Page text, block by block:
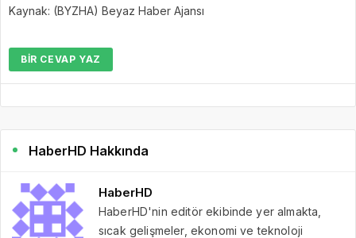
Kaynak: (BYZHA) Beyaz Haber Ajansı
BIR CEVAP YAZ
HaberHD Hakkında
HaberHD
HaberHD'nin editör ekibinde yer almakta,
sıcak gelişmeler, ekonomi ve teknoloji